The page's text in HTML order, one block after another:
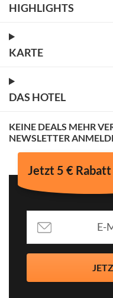
HIGHLIGHTS
KARTE
DAS HOTEL
KEINE DEALS MEHR
NEWSLETTER
Jetzt 5 €